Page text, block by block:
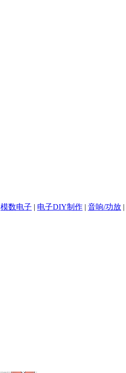
模数电子 | 电子DIY制作 | 音响/功放 |